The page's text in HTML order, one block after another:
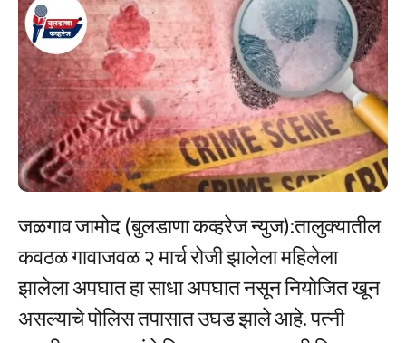
जळगाव जामोद (बुलडाणा कव्हरेज न्युज):तालुक्यातील
कवठळ गावाजवळ २ मार्च रोजी झालेला महिलेला
झालेला अपघात हा साधा अपघात नसून नियोजित खून
असल्याचे पोलिस तपासात उघड झाले आहे. पत्नी